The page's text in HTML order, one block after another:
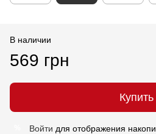
В наличии
569 грн
Купить
Войти для отображения